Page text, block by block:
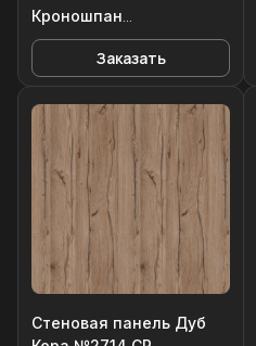
Кроношпан
3050*600/6мм
Заказать
Стеновая панель Дуб